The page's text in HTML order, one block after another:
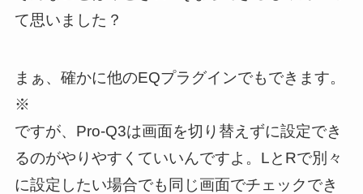
て思いました？
まぁ、確かに他のEQプラグインでもできます。
※
ですが、Pro-Q3は画面を切り替えずに設定でき
るのがやりやすくていいんですよ。LとRで別々
に設定したい場合でも同じ画面でチェックでき